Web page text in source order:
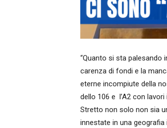
“Quanto si sta palesando
carenza di fondi e la
eterne incompiute della
dello 106 e l’A2 con
Stretto non solo non sia
innestate in una